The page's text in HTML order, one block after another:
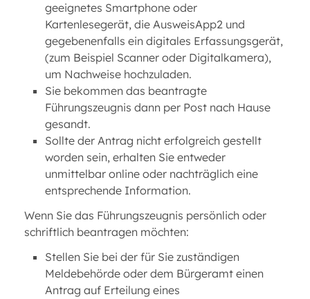
geeignetes Smartphone oder
Kartenlesegerät, die AusweisApp2 und
gegebenenfalls ein digitales Erfassungsgerät,
(zum Beispiel Scanner oder Digitalkamera),
um Nachweise hochzuladen.
Sie bekommen das beantragte
Führungszeugnis dann per Post nach Hause
gesandt.
Sollte der Antrag nicht erfolgreich gestellt
worden sein, erhalten Sie entweder
unmittelbar online oder nachträglich eine
entsprechende Information.
Wenn Sie das Führungszeugnis persönlich oder
schriftlich beantragen möchten:
Stellen Sie bei der für Sie zuständigen
Meldebehörde oder dem Bürgeramt einen
Antrag auf Erteilung eines